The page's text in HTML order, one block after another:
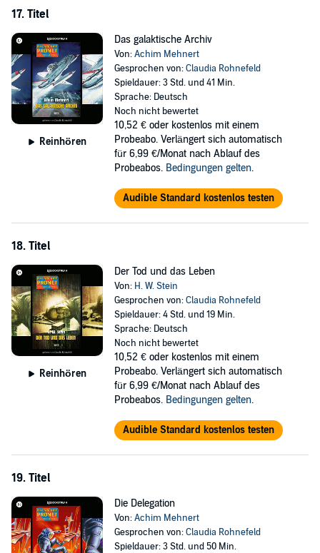
17. Titel
Reinhören
Das galaktische Archiv
Von:Achim Mehnert
Gesprochen von:Claudia Rohnefeld
Spieldauer: 3 Std. und 41 Min.
Sprache: Deutsch
Noch nicht bewertet
10,52 € oder kostenlos mit einem
Probeabo. Verlängert sich automatisch
für 6,99 €/Monat nach Ablauf des
Probeabos. Bedingungen gelten.
Audible Standard kostenlos testen
18. Titel
Reinhören
Der Tod und das Leben
Von: H. W. Stein
Gesprochen von:Claudia Rohnefeld
Spieldauer: 4 Std. und 19 Min.
Sprache: Deutsch
Noch nicht bewertet
10,52 € oder kostenlos mit einem
Probeabo. Verlängert sich automatisch
für 6,99 €/Monat nach Ablauf des
Probeabos. Bedingungen gelten.
Audible Standard kostenlos testen
19. Titel
Die Delegation
Von:Achim Mehnert
Gesprochen von:Claudia Rohnefeld
Spieldauer: 3 Std. und 50 Min.